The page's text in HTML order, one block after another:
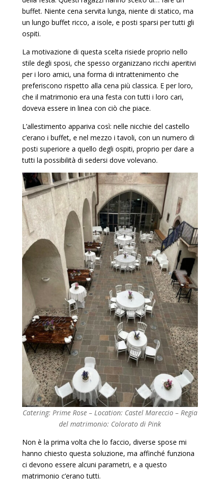
buffet. Niente cena servita lunga, niente di statico, ma
un lungo buffet ricco, a isole, e posti sparsi per tutti gli
ospiti.
La motivazione di questa scelta risiede proprio nello
stile degli sposi, che spesso organizzano ricchi aperitivi
per i loro amici, una forma di intrattenimento che
preferiscono rispetto alla cena più classica. E per loro,
che il matrimonio era una festa con tutti i loro cari,
doveva essere in linea con ciò che piace.
L’allestimento appariva così: nelle nicchie del castello
c’erano i buffet, e nel mezzo i tavoli, con un numero di
posti superiore a quello degli ospiti, proprio per dare a
tutti la possibilità di sedersi dove volevano.
Catering: Prime Rose – Location: Castel Mareccio – Regia
del matrimonio: Colorato di Pink
Non è la prima volta che lo faccio, diverse spose mi
hanno chiesto questa soluzione, ma affinché funziona
ci devono essere alcuni parametri, e a questo
matrimonio c’erano tutti.